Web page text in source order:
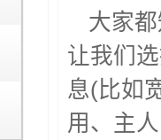
大家
让我们
息(比如
用、主